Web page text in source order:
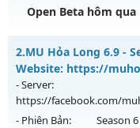
Open Beta hôm qua
🔥MU-Kiếm Khách🔥
Mu mới ra tháng 08
ngày 07/08/2626
Exp: 200x - Drop: 5%
2.MU Hỏa Long 6.9 -
Website: https://
- Server:
https://facebook.com/
- Phiên Bản: Season 6